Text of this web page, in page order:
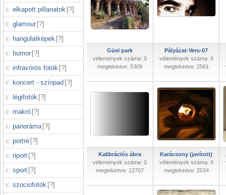
elkapott pillanatok [?]
glamour [?]
hangulatképek [?]
humor [?]
infravörös fotók [?]
koncert - színpad [?]
légifotók [?]
makró [?]
panoráma [?]
portré [?]
riport [?]
sport [?]
szociofotók [?]
Güel park
vélemények száma: 0
megtekintve: 5309
Pályázat-Vers-07
vélemények száma: 0
megtekintve: 2561
Kalibrációs ábra
vélemények száma: 0
megtekintve: 12707
Karácsony (javított)
vélemények száma: 0
megtekintve: 2534